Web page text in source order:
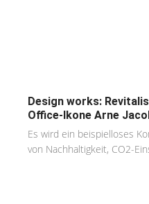
Design works:
Office-Ikone Arne
Es wird ein beispielloses
von Nachhaltigkeit, CO2-